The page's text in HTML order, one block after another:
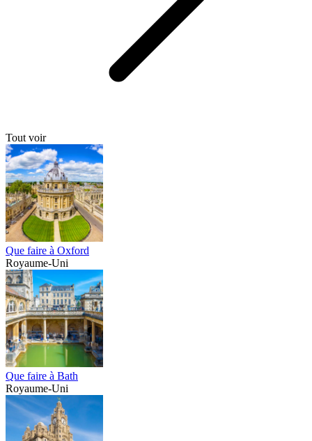
Tout voir
Que faire à Oxford
Royaume-Uni
Que faire à Bath
Royaume-Uni